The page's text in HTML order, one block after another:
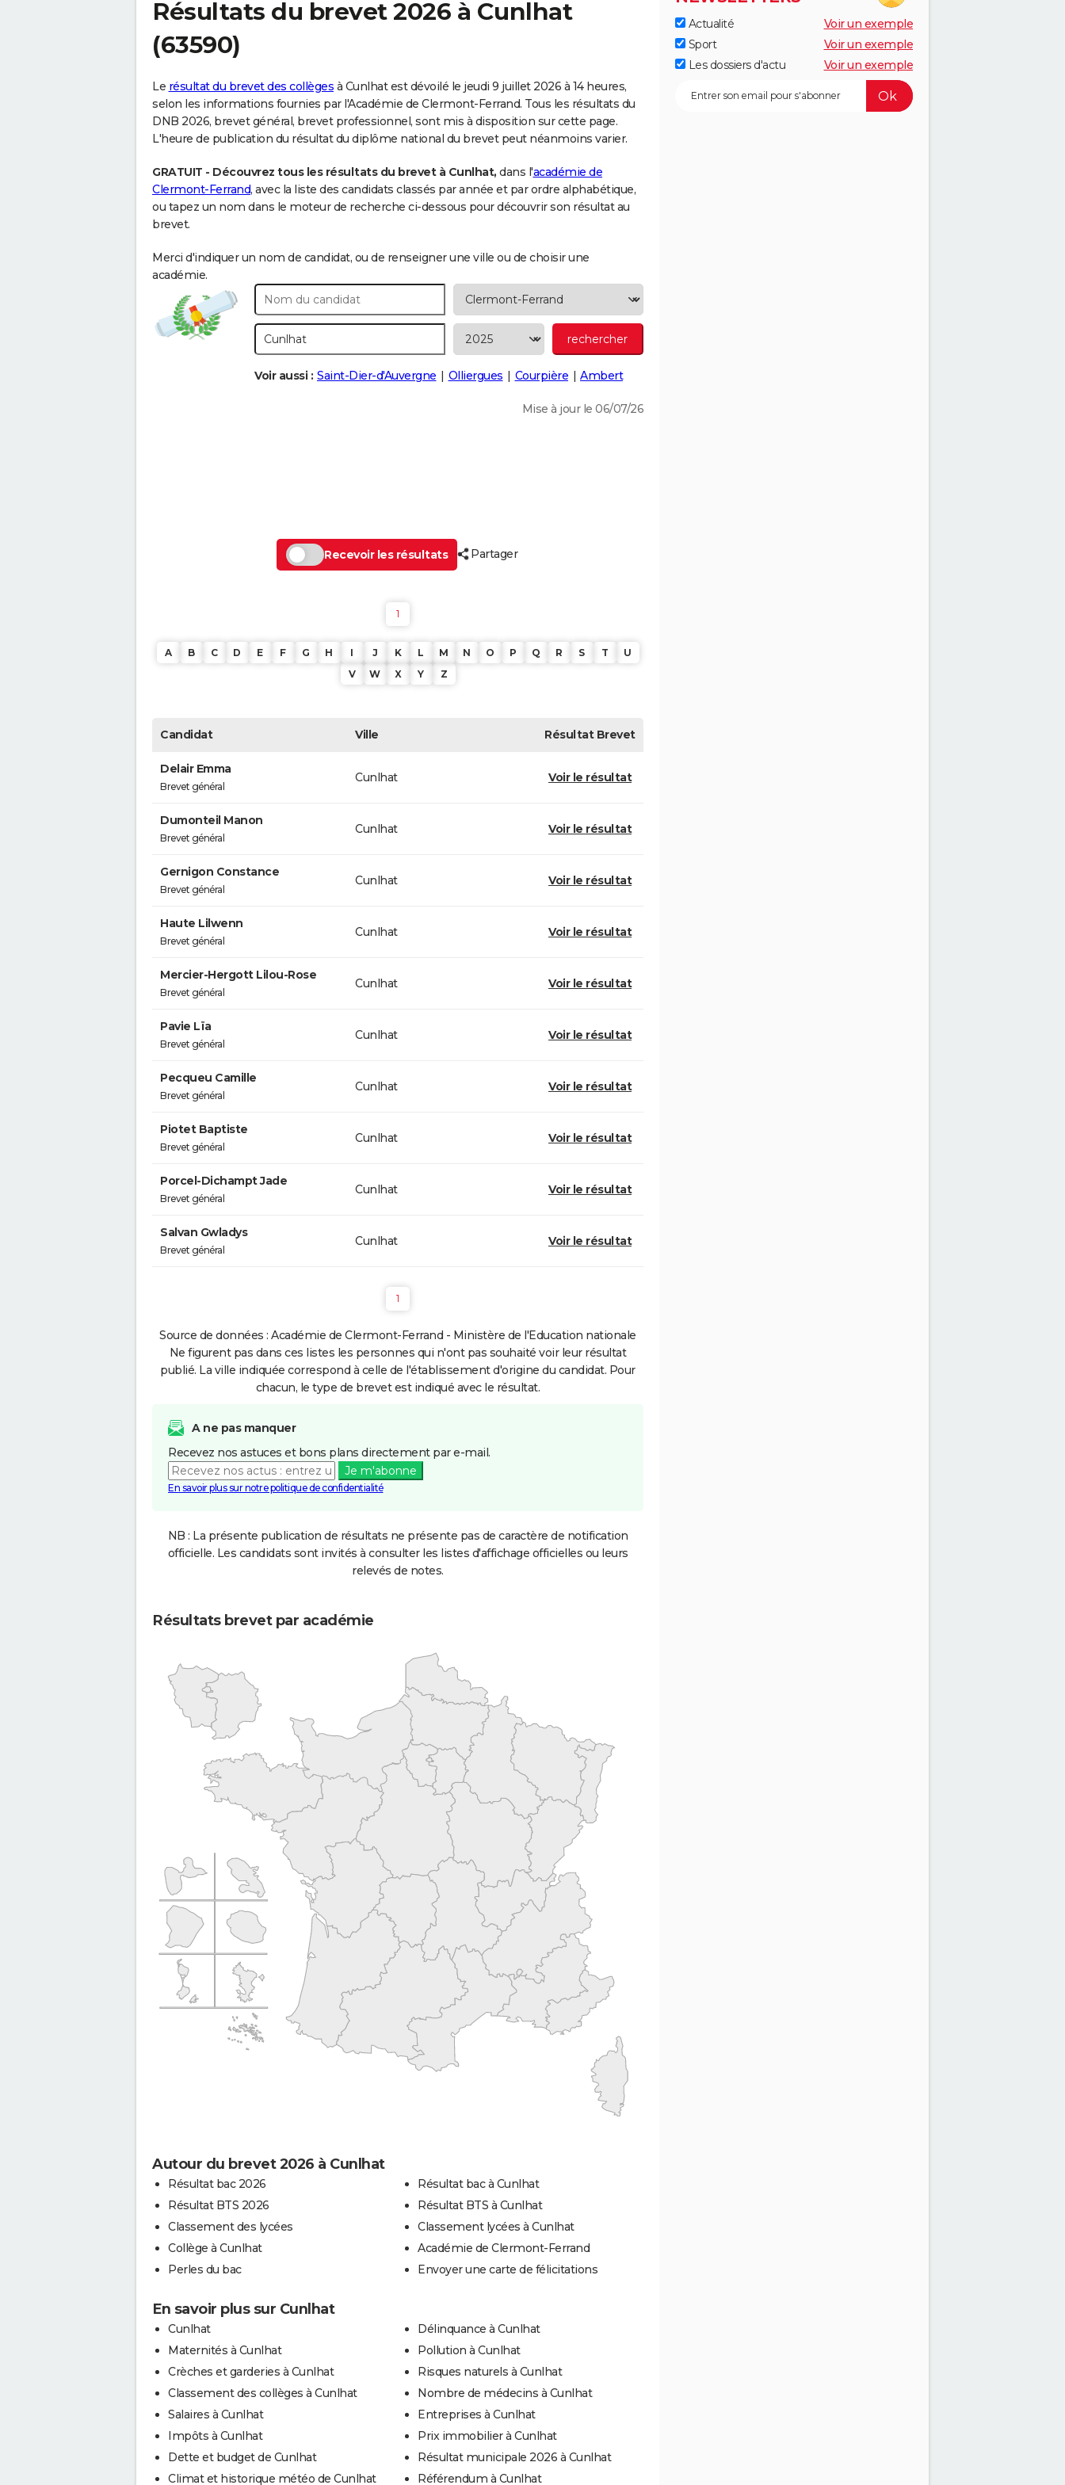
Résultats du brevet 2026 à Cunlhat
(63590)
Le résultat du brevet des collèges à Cunlhat est dévoilé le jeudi 9 juillet 2026 à 14 heures,
selon les informations fournies par l'Académie de Clermont-Ferrand. Tous les résultats du
DNB 2026, brevet général, brevet professionnel, sont mis à disposition sur cette page.
L'heure de publication du résultat du diplôme national du brevet peut néanmoins varier.
GRATUIT - Découvrez tous les résultats du brevet à Cunlhat, dans l'académie de
Clermont-Ferrand, avec la liste des candidats classés par année et par ordre alphabétique,
ou tapez un nom dans le moteur de recherche ci-dessous pour découvrir son résultat au
brevet.
Merci d'indiquer un nom de candidat, ou de renseigner une ville ou de choisir une
académie.
Voir aussi : Saint-Dier-d'Auvergne Olliergues Courpière Ambert
Mise à jour le 06/07/26
Recevoir les résultats Partager
1
A B C D E F G H I J K L M N O P Q R S T
U
V
W X Y Z
Candidat Ville RésultatBrevet
Delair Emma
Brevet général
Cunlhat Voir le résultat
Dumonteil Manon
Brevet général
Cunlhat Voir le résultat
Gernigon Constance
Brevet général
Cunlhat Voir le résultat
Haute Lilwenn
Brevet général
Cunlhat Voir le résultat
Mercier-Hergott Lilou-Rose
Brevet général
Cunlhat Voir le résultat
Pavie Lïa
Brevet général
Cunlhat Voir le résultat
Pecqueu Camille
Brevet général
Cunlhat Voir le résultat
Piotet Baptiste
Brevet général
Cunlhat Voir le résultat
Porcel-Dichampt Jade
Brevet général
Cunlhat Voir le résultat
Salvan Gwladys
Brevet général
Cunlhat Voir le résultat
1
Source de données : Académie de Clermont-Ferrand - Ministère de l'Education nationale
Ne figurent pas dans ces listes les personnes qui n'ont pas souhaité voir leur résultat
publié. La ville indiquée correspond à celle de l'établissement d'origine du candidat. Pour
chacun, le type de brevet est indiqué avec le résultat.
A ne pas manquer
Recevez nos astuces et bons plans directement par e-mail.
Je m'abonne
En savoir plus sur notre politique de confidentialité
NB : La présente publication de résultats ne présente pas de caractère de notification
officielle. Les candidats sont invités à consulter les listes d'affichage officielles ou leurs
relevés de notes.
Résultats brevet par académie
Autour du brevet 2026 à Cunlhat
Résultat bac 2026
Résultat BTS 2026
Classement des lycées
Collège à Cunlhat
Perles du bac
Résultat bac à Cunlhat
Résultat BTS à Cunlhat
Classement lycées à Cunlhat
Académie de Clermont-Ferrand
Envoyer une carte de félicitations
En savoir plus sur Cunlhat
Cunlhat
Maternités à Cunlhat
Crèches et garderies à Cunlhat
Classement des collèges à Cunlhat
Salaires à Cunlhat
Impôts à Cunlhat
Dette et budget de Cunlhat
Climat et historique météo de Cunlhat
Délinquance à Cunlhat
Pollution à Cunlhat
Risques naturels à Cunlhat
Nombre de médecins à Cunlhat
Entreprises à Cunlhat
Prix immobilier à Cunlhat
Résultat municipale 2026 à Cunlhat
Référendum à Cunlhat
Actualité
Voir un exemple
Sport
Voir un exemple
Les dossiers d'actu
Voir un exemple